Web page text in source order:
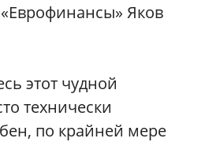
Яков
этот чудной
технически
по крайней мере